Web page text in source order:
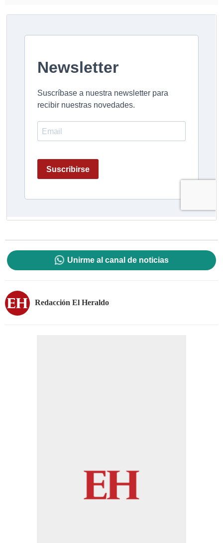
Unirme al canal de noticias
Redacción El Heraldo